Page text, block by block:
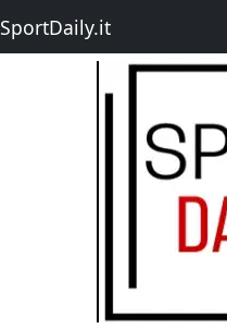
SportDaily.it